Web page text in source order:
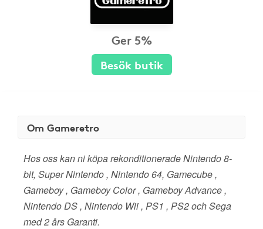
Ger 5%
Besök butik
Om Gameretro
Hos oss kan ni köpa rekonditionerade Nintendo 8-
bit, Super Nintendo , Nintendo 64, Gamecube ,
Gameboy , Gameboy Color , Gameboy Advance ,
Nintendo DS , Nintendo Wii , PS1 , PS2 och Sega
med 2 års Garanti.